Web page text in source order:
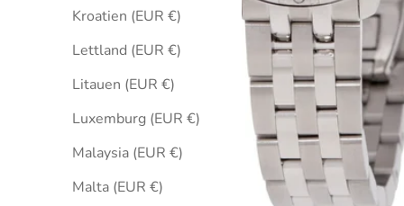
Kroatien (EUR €)
Lettland (EUR €)
Litauen (EUR €)
Luxemburg (EUR €)
Malaysia (EUR €)
Malta (EUR €)